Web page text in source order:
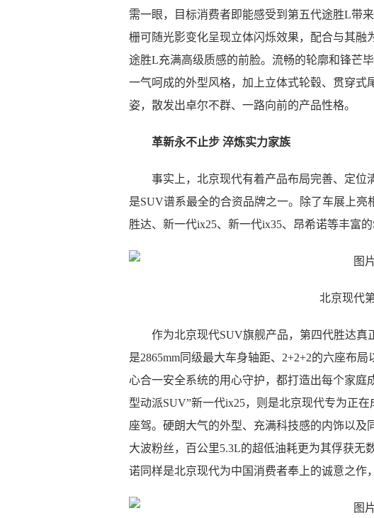
需一眼，目标消费者即能感受到第五代途胜L带
栅可随光影变化呈现立体闪烁效果，配合与其融
途胜L充满高级质感的前脸。流畅的轮廓和锋芒
一气呵成的外型风格，加上立体式轮毂、贯穿式
姿，散发出卓尔不群、一路向前的产品性格。
革新永不止步 淬炼实力家族
事实上，北京现代有着产品布局完善、定位
是SUV谱系最全的合资品牌之一。除了车展上
胜达、新一代ix25、新一代ix35、昂希诺等丰富的
北京现代
作为北京现代SUV旗舰产品，第四代胜达
是2865mm同级最大车身轴距、2+2+2的六座布局
心合一安全系统的用心守护，都打造出每个家庭
型动派SUV”新一代ix25，则是北京现代专为正
座驾。硬朗大气的外型、充满科技感的内饰以及
大波粉丝，百公里5.3L的超低油耗更为其俘获无
诺同样是北京现代为中国消费者奉上的诚意之作